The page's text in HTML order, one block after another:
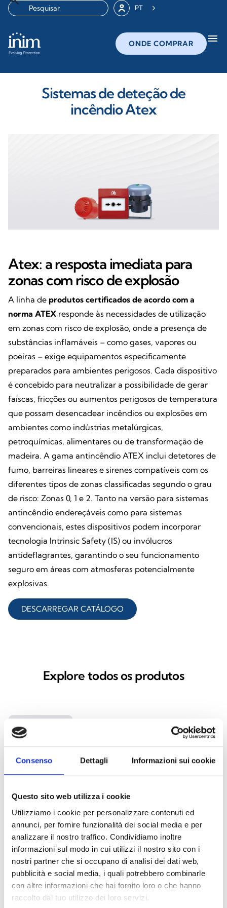
Consenso Dettagli Informazioni sui cookie
Questo sito web utilizza i cookie
Utilizziamo i cookie per personalizzare contenuti ed
annunci, per fornire funzionalità dei social media e per
analizzare il nostro traffico. Condividiamo inoltre
informazioni sul modo in cui utilizzi il nostro sito con i
nostri partner che si occupano di analisi dei dati web,
pubblicità e social media, i quali potrebbero combinarle
con altre informazioni che hai fornito loro o che hanno
raccolto dal tuo utilizzo dei loro servizi.
PT
ONDE COMPRAR menu
Sistemas de deteção de
incêndio Atex
Atex: a resposta imediata para
zonas com risco de explosão
A linha de produtos certificados de acordo com a
norma ATEX responde às necessidades de utilização
em zonas com risco de explosão, onde a presença de
substâncias inflamáveis – como gases, vapores ou
poeiras – exige equipamentos especificamente
preparados para ambientes perigosos. Cada dispositivo
é concebido para neutralizar a possibilidade de gerar
faíscas, fricções ou aumentos perigosos de temperatura
que possam desencadear incêndios ou explosões em
ambientes como indústrias metalúrgicas,
petroquímicas, alimentares ou de transformação de
madeira. A gama antincêndio ATEX inclui detetores de
fumo, barreiras lineares e sirenes compatíveis com os
diferentes tipos de zonas classificadas segundo o grau
de risco: Zonas 0, 1 e 2. Tanto na versão para sistemas
antincêndio endereçáveis como para sistemas
convencionais, estes dispositivos podem incorporar
tecnologia Intrinsic Safety (IS) ou invólucros
antideflagrantes, garantindo o seu funcionamento
seguro em áreas com atmosferas potencialmente
explosivas.
DESCARREGAR CATÁLOGO
Explore todos os produtos
Dispositivos da série
Orbis I.S. Atex Apollo
XP95 I.S. Atex Apollo
Sinalizadores de alarme
Atex